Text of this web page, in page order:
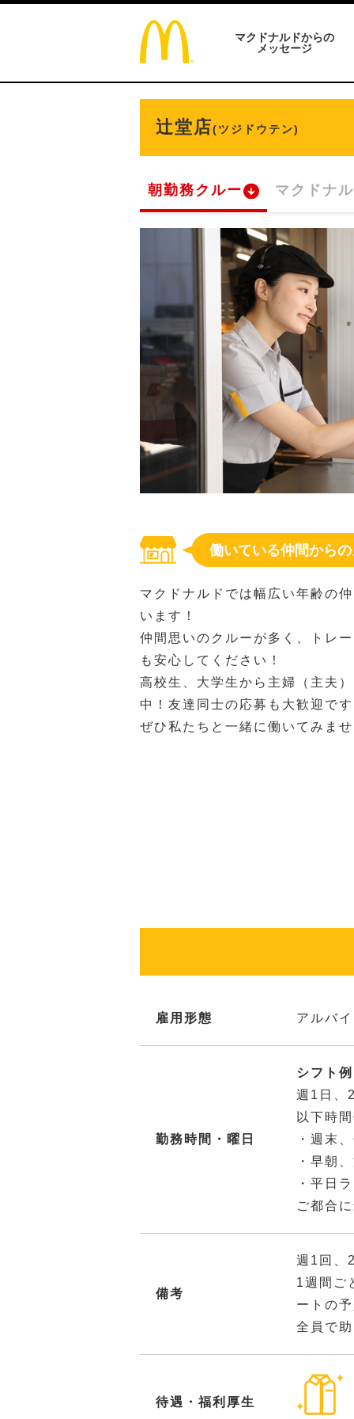
マクドナルドからの
メッセージ
辻堂店(ツジドウテン)
朝勤務クルー マクドナ
働いている仲間から
マクドナルドでは幅広い年齢の
います！
仲間思いのクルーが多く、トレ
も安心してください！
高校生、大学生から主婦（主夫
中！友達同士の応募も大歓迎で
ぜひ私たちと一緒に働いてみま
雇用形態 アルバ
勤務時間・曜日
シフト
週1日、
以下時
・週末
・早朝
・平日
ご都合
備考
週1回、
1週間ご
ートの
全員で
待遇・福利厚生